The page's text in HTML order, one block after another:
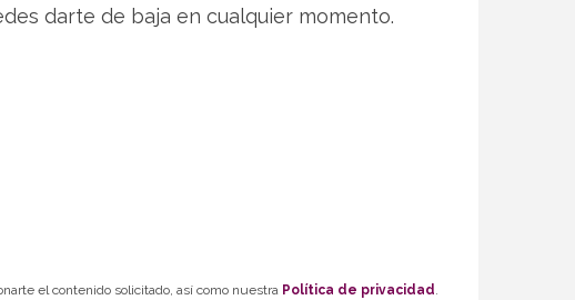
darte de baja en cualquier momento.
el contenido solicitado, así como nuestra Política de privacidad.